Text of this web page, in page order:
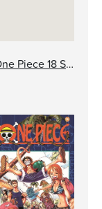
One Piece 18 Storebror